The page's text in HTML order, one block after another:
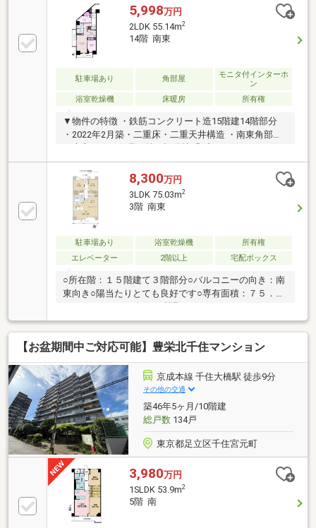
ペースは窓・収納付▼設備・LDに床暖房・食洗機・デ
ィスポーザー・浄水器・浴室乾燥機・複層ガラス・ラ
クセスキー・宅配ボックス▼周辺環境・まいばすけっ
と東金町3丁目店 徒歩4分(約300m)※サービスバルコニ
ー0.84平米は室外機置場です■ ご希望の住まい探しを
お手伝いします ━━━━━・・・物件の詳細・ご相談
5,998万円
2LDK 55.14m2
14階 南東
駐車場あり 角部屋
モニタ付インターホ
ン
浴室乾燥機
床暖房 所有権
▼物件の特徴 ・鉄筋コンクリート造15階建14階部分
・2022年2月築・二重床・二重天井構造 ・南東角部屋
・大和ハウス工業（株）旧分譲「プレミスト」シリー
ズ ・宅配ボックス ・サブエントランスホール（ワーキ
ングスペース）▼住戸の設備・ガス温水式床暖房・デ
ィスポーザー・食器洗い乾燥機・キッチンマグネット
パネル・オートバスリモコン・節水トイレ・複層ガラ
ス・カラーモニター付インターホン・防犯サムターン
▼アクセス・千代田線直通 常磐緩行線「金町」徒歩
7分・京成電鉄金町線「金町」徒歩9分
8,300万円
3LDK 75.03m2
3階 南東
駐車場あり 浴室乾燥機
所有権
エレベーター
2階以上 宅配ボックス
○所在階：１５階建て３階部分○バルコニーの向き：南
東向き○陽当たりとても良好です○専有面積：７５．０
３㎡（２２．６９坪）／間取り：３ＬＤＫ○リビン
グ・ダイニングに床暖房設備あり○便利なディスポー
ザー付き○ペット飼育可能（規約による制限あり）○ハ
ンズフリーシステム採用で、スムーズに出入り可能○
敷地内には、ゆったり歩ける自主管理公園設置○１階
サブエントランスホールには、ワーキングスペースあ
り○宅配ボックスあり
【お盆期間中ご対応可能】豊栄北千住マンション
京成本線 千住大橋駅 徒歩9分
その他の交通
築46年5ヶ月/10階建
総戸数134戸
東京都足立区千住宮元町
3,980万円
1SLDK 53.9m2
5階 南